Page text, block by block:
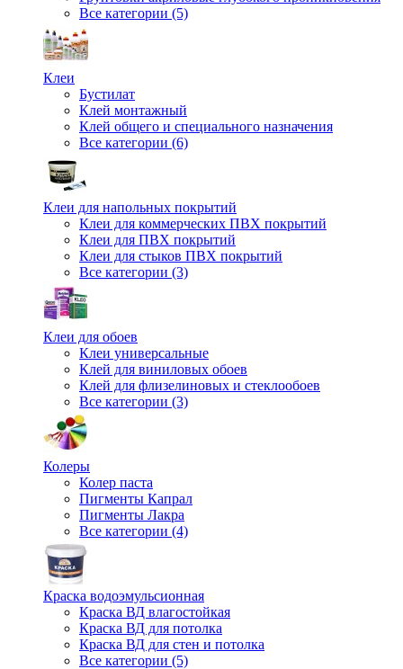
Все категории (5)
Клеи
Бустилат
Клей монтажный
Клей общего и специального назначения
Все категории (6)
Клеи для напольных покрытий
Клеи для коммерческих ПВХ покрытий
Клеи для ПВХ покрытий
Клеи для стыков ПВХ покрытий
Все категории (3)
Клеи для обоев
Клеи универсальные
Клей для виниловых обоев
Клей для флизелиновых и стеклообоев
Все категории (3)
Колеры
Колер паста
Пигменты Капрал
Пигменты Лакра
Все категории (4)
Краска водоэмульсионная
Краска ВД влагостойкая
Краска ВД для потолка
Краска ВД для стен и потолка
Все категории (5)